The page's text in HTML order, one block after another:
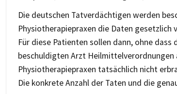
Die deutschen Tatverdächtigen werden
Physiotherapiepraxen die Daten gesetzlich
Für diese Patienten sollen dann, ohne
beschuldigten Arzt
Physiotherapiepraxen tatsächlich nicht
Die konkrete Anzahl der Taten und die